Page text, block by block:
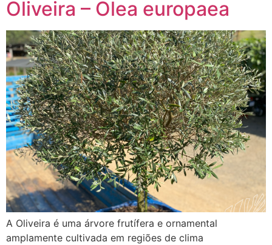
Oliveira – Olea europaea
A Oliveira é uma árvore frutífera e ornamental
amplamente cultivada em regiões de clima